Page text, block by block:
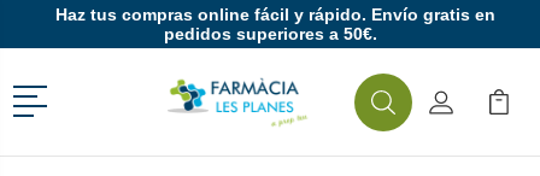
Haz tus compras online fácil y rápido. Envío gratis en
pedidos superiores a 50€.
Menú
BuscarMi Cuenta
Mi